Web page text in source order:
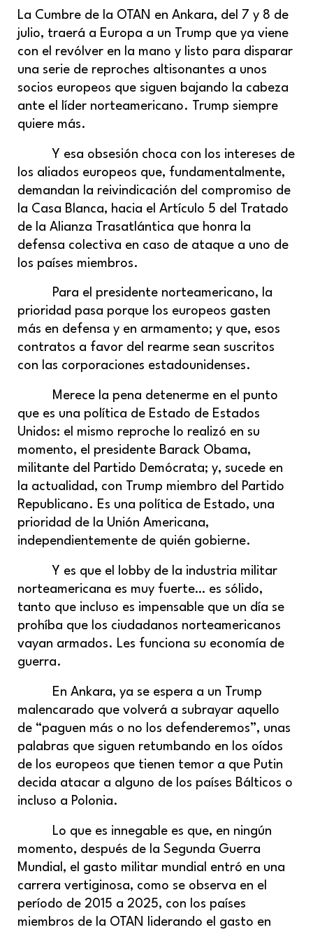
La Cumbre de la OTAN en Ankara, del 7 y 8 de
julio, traerá a Europa a un Trump que ya viene
con el revólver en la mano y listo para disparar
una serie de reproches altisonantes a unos
socios europeos que siguen bajando la cabeza
ante el líder norteamericano. Trump siempre
quiere más.
Y esa obsesión choca con los intereses de
los aliados europeos que, fundamentalmente,
demandan la reivindicación del compromiso de
la Casa Blanca, hacia el Artículo 5 del Tratado
de la Alianza Trasatlántica que honra la
defensa colectiva en caso de ataque a uno de
los países miembros.
Para el presidente norteamericano, la
prioridad pasa porque los europeos gasten
más en defensa y en armamento; y que, esos
contratos a favor del rearme sean suscritos
con las corporaciones estadounidenses.
Merece la pena detenerme en el punto
que es una política de Estado de Estados
Unidos: el mismo reproche lo realizó en su
momento, el presidente Barack Obama,
militante del Partido Demócrata; y, sucede en
la actualidad, con Trump miembro del Partido
Republicano. Es una política de Estado, una
prioridad de la Unión Americana,
independientemente de quién gobierne.
Y es que el lobby de la industria militar
norteamericana es muy fuerte… es sólido,
tanto que incluso es impensable que un día se
prohíba que los ciudadanos norteamericanos
vayan armados. Les funciona su economía de
guerra.
En Ankara, ya se espera a un Trump
malencarado que volverá a subrayar aquello
de “paguen más o no los defenderemos”, unas
palabras que siguen retumbando en los oídos
de los europeos que tienen temor a que Putin
decida atacar a alguno de los países Bálticos o
incluso a Polonia.
Lo que es innegable es que, en ningún
momento, después de la Segunda Guerra
Mundial, el gasto militar mundial entró en una
carrera vertiginosa, como se observa en el
período de 2015 a 2025, con los países
miembros de la OTAN liderando el gasto en